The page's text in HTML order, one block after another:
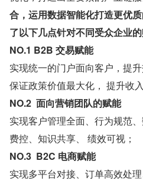
合，运用数据智能化打造更优
了以下几点针对不同受众企业
NO.1 B2B 交易赋能
实现统一的门户面向客户，提
保证政策价值最大化， 提升收
NO.2  面向营销团队的赋能
实现客户管理全面、行为规范
费控、知识共享、 绩效可视；
NO.3  B2C 电商赋能
实现多平台对接、订单高效处